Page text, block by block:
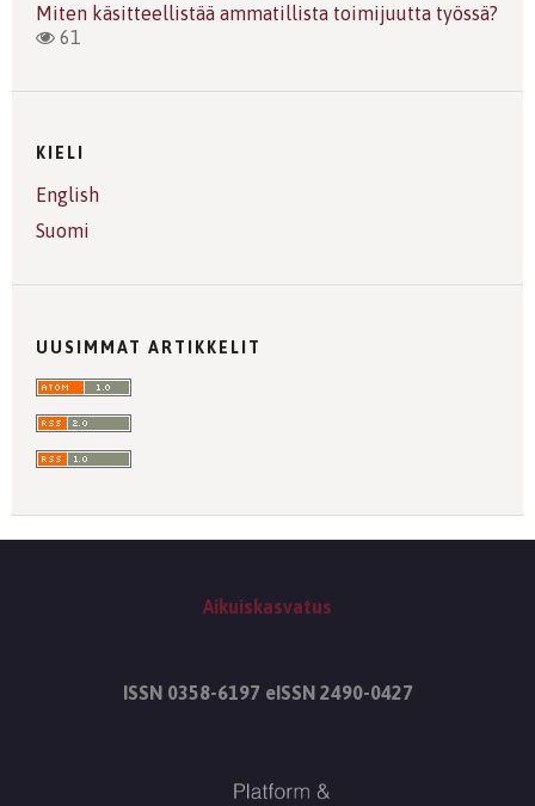
Miten käsitteellistää ammatillista toimijuutta työssä?
61
KIELI
English
Suomi
UUSIMMAT ARTIKKELIT
Aikuiskasvatus
ISSN 0358-6197 eISSN 2490-0427